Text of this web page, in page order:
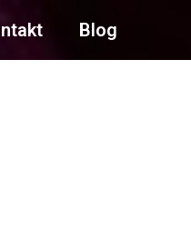
Blog